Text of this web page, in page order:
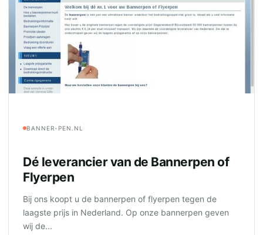
BANNER-PEN.NL
Dé leverancier van de Bannerpen of
Flyerpen
Bij ons koopt u de bannerpen of flyerpen tegen de
laagste prijs in Nederland. Op onze bannerpen geven
wij de...